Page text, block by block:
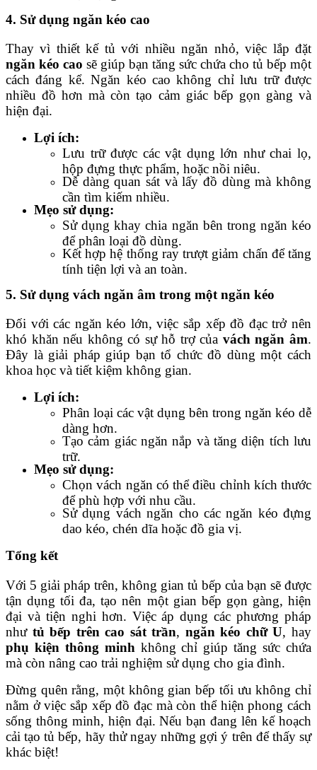
4. Sử dụng ngăn kéo cao
Thay vì thiết kế tủ với nhiều ngăn nhỏ, việc lắp đặt
ngăn kéo cao sẽ giúp bạn tăng sức chứa cho tủ bếp một
cách đáng kể. Ngăn kéo cao không chỉ lưu trữ được
nhiều đồ hơn mà còn tạo cảm giác bếp gọn gàng và
hiện đại.
Lợi ích:
Lưu trữ được các vật dụng lớn như chai lọ,
hộp đựng thực phẩm, hoặc nồi niêu.
Dễ dàng quan sát và lấy đồ dùng mà không
cần tìm kiếm nhiều.
Mẹo sử dụng:
Sử dụng khay chia ngăn bên trong ngăn kéo
để phân loại đồ dùng.
Kết hợp hệ thống ray trượt giảm chấn để tăng
tính tiện lợi và an toàn.
5. Sử dụng vách ngăn âm trong một ngăn kéo
Đối với các ngăn kéo lớn, việc sắp xếp đồ đạc trở nên
khó khăn nếu không có sự hỗ trợ của vách ngăn âm.
Đây là giải pháp giúp bạn tổ chức đồ dùng một cách
khoa học và tiết kiệm không gian.
Lợi ích:
Phân loại các vật dụng bên trong ngăn kéo dễ
dàng hơn.
Tạo cảm giác ngăn nắp và tăng diện tích lưu
trữ.
Mẹo sử dụng:
Chọn vách ngăn có thể điều chỉnh kích thước
để phù hợp với nhu cầu.
Sử dụng vách ngăn cho các ngăn kéo đựng
dao kéo, chén dĩa hoặc đồ gia vị.
Tổng kết
Với 5 giải pháp trên, không gian tủ bếp của bạn sẽ được
tận dụng tối đa, tạo nên một gian bếp gọn gàng, hiện
đại và tiện nghi hơn. Việc áp dụng các phương pháp
như tủ bếp trên cao sát trần, ngăn kéo chữ U, hay
phụ kiện thông minh không chỉ giúp tăng sức chứa
mà còn nâng cao trải nghiệm sử dụng cho gia đình.
Đừng quên rằng, một không gian bếp tối ưu không chỉ
nằm ở việc sắp xếp đồ đạc mà còn thể hiện phong cách
sống thông minh, hiện đại. Nếu bạn đang lên kế hoạch
cải tạo tủ bếp, hãy thử ngay những gợi ý trên để thấy sự
khác biệt!